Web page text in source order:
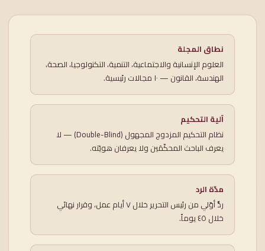
نطاق المجلة
العلوم الإنسانية والاجتماعية، التنمية، التكنولوجيا، الصحة،
الهندسة، القانون — ١٠ مجالات رئيسية.
آلية التحكيم
نظام التحكيم المزدوج المجهول (Double-Blind) — لا
يعرف الباحث المحكّمَين ولا يعرفان هويّته.
مدّة الرد
ردٌّ أوّلي من رئيس التحرير خلال ٧ أيام عمل، وقرار نهائي
خلال ٤٥ يوماً.